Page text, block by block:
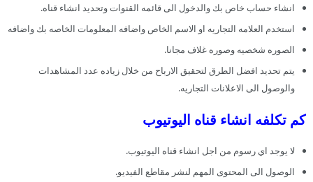
انشاء حساب خاص بك والدخول الى قائمه القنوات وتحديد انشاء قناه.
استخدم العلامه التجاريه او الاسم الخاص واضافه المعلومات الخاصه بك واضافه
الصوره شخصيه وصوره غلاف مجانا.
يتم تحديد افضل الطرق لتحقيق الارباح من خلال زياده عدد المشاهدات
والوصول الى الاعلانات التجاريه.
كم تكلفه انشاء قناه اليوتيوب
لا يوجد اي رسوم من اجل انشاء قناه اليوتيوب.
الوصول الى المحتوى المهم لنشر مقاطع الفيديو.